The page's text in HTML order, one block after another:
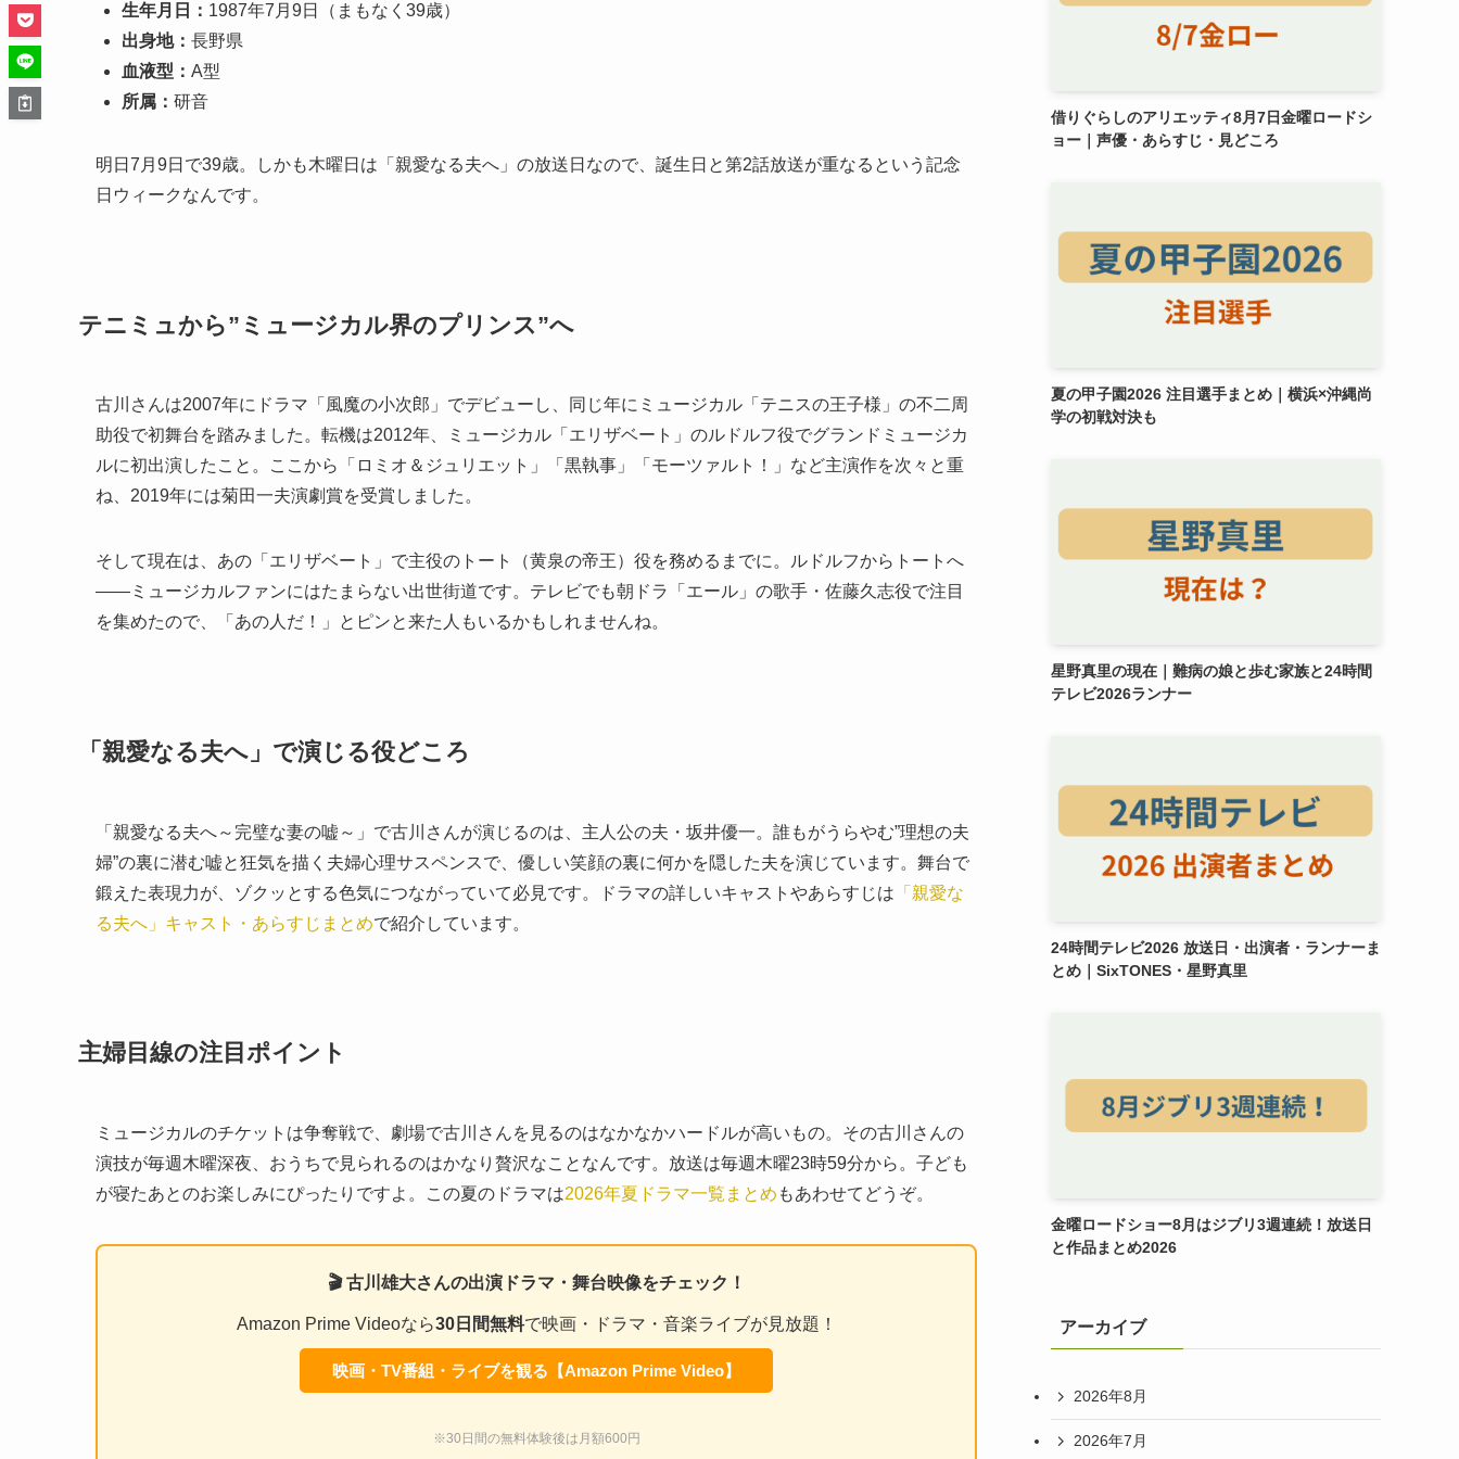
生年月日： 1987年7月9日（まもなく39歳）
出身地： 長野県
血液型： A型
所属： 研音
明日7月9日で39歳。しかも木曜日は「親愛なる夫へ」の放送日なので、誕生日と第2話放送が重なるという記念
日ウィークなんです。
テニミュから”ミュージカル界のプリンス”へ
古川さんは2007年にドラマ「風魔の小次郎」でデビューし、同じ年にミュージカル「テニスの王子様」の不二周
助役で初舞台を踏みました。転機は2012年、ミュージカル「エリザベート」のルドルフ役でグランドミュージカ
ルに初出演したこと。ここから「ロミオ＆ジュリエット」「黒執事」「モーツァルト！」など主演作を次々と重
ね、2019年には菊田一夫演劇賞を受賞しました。
そして現在は、あの「エリザベート」で主役のトート（黄泉の帝王）役を務めるまでに。ルドルフからトートへ
――ミュージカルファンにはたまらない出世街道です。テレビでも朝ドラ「エール」の歌手・佐藤久志役で注目
を集めたので、「あの人だ！」とピンと来た人もいるかもしれませんね。
「親愛なる夫へ」で演じる役どころ
「親愛なる夫へ～完璧な妻の嘘～」で古川さんが演じるのは、主人公の夫・坂井優一。誰もがうらやむ”理想の夫
婦”の裏に潜む嘘と狂気を描く夫婦心理サスペンスで、優しい笑顔の裏に何かを隠した夫を演じています。舞台で
鍛えた表現力が、ゾクッとする色気につながっていて必見です。ドラマの詳しいキャストやあらすじは 「親愛な
る夫へ」キャスト・あらすじまとめで紹介しています。
主婦目線の注目ポイント
ミュージカルのチケットは争奪戦で、劇場で古川さんを見るのはなかなかハードルが高いもの。その古川さんの
演技が毎週木曜深夜、おうちで見られるのはかなり贅沢なことなんです。放送は毎週木曜23時59分から。子ども
が寝たあとのお楽しみにぴったりですよ。この夏のドラマは2026年夏ドラマ一覧まとめ もあわせてどうぞ。
🎬 古川雄大さんの出演ドラマ・舞台映像をチェック！
Amazon Prime Videoなら30日間無料で映画・ドラマ・音楽ライブが見放題！
映画・TV番組・ライブを観る【Amazon Prime Video】
※30日間の無料体験後は月額600円
借りぐらしのアリエッティ8月7日金曜ロードシ
ョー｜声優・あらすじ・見どころ
夏の甲子園2026 注目選手まとめ｜横浜×沖縄尚
学の初戦対決も
星野真里の現在｜難病の娘と歩む家族と24時間
テレビ2026ランナー
24時間テレビ2026 放送日・出演者・ランナーま
とめ｜SixTONES・星野真里
金曜ロードショー8月はジブリ3週連続！放送日
と作品まとめ2026
アーカイブ
2026年8月
2026年7月